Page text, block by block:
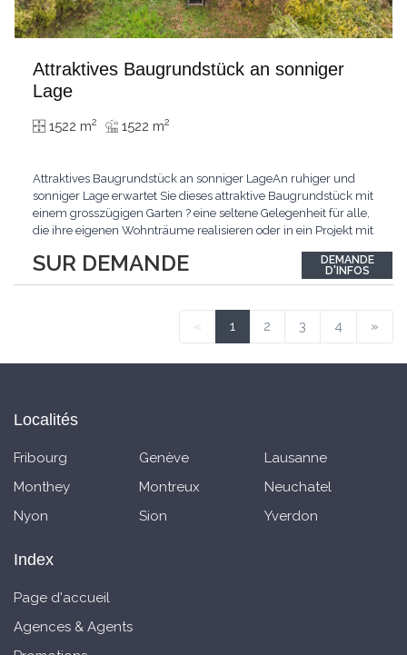
Attraktives Baugrundstück an sonniger
Lage
SUR DEMANDE
1522 m2 1522 m2
Attraktives Baugrundstück an sonniger LageAn ruhiger und
sonniger Lage erwartet Sie dieses attraktive Baugrundstück mit
einem grosszügigen Garten ? eine seltene Gelegenheit für alle,
die ihre eigenen Wohnträume realisieren oder in ein Projekt mit
durch seine ideale Ausrichtung mit viel Tageslicht und einer
angenehmen Privatsphäre. Der...
DEMANDE
D'INFOS
« 1 2 3 4 »
Localités
Fribourg Genève
Lausanne
Monthey
Montreux
Neuchatel
Nyon
Sion Yverdon
Index
Page d'accueil
Agences & Agents